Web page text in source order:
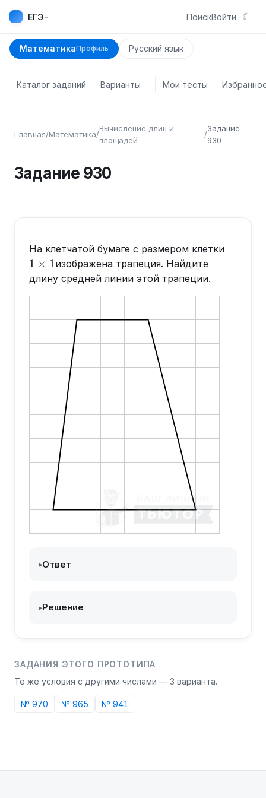
ЕГЭ⌄ ПоискВойти ☾
МатематикаПрофиль Русский язык
Каталог заданий Варианты Мои тесты
Главная/Математика/
Вычисление длин и
площадей
/
Задание
930
Задание 930
На клетчатой бумаге с размером клетки
1 × 1изображена трапеция. Найдите
длину средней линии этой трапеции.
▸Ответ
▸Решение
ЗАДАНИЯ ЭТОГО ПРОТОТИПА
Те же условия с другими числами — 3 варианта.
№ 970 № 965 № 941